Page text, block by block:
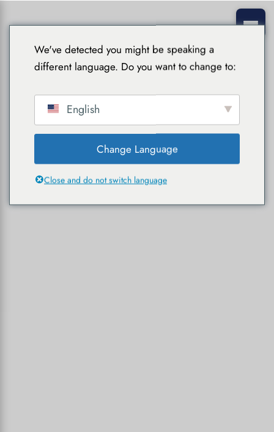
We've detected you might be speaking a
different language. Do you want to change to:
English
Change Language
Close and do not switch language